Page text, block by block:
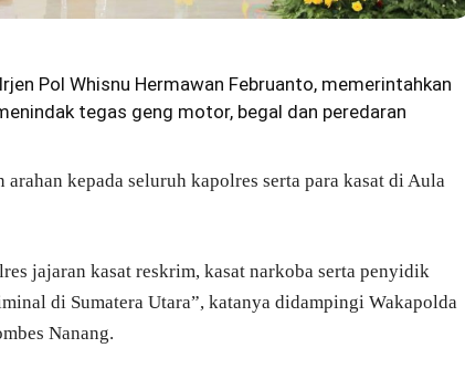
Pol Whisnu Hermawan Februanto, memerintahkan
tegas geng motor, begal dan peredaran
kepada seluruh kapolres serta para kasat di Aula
jajaran kasat reskrim, kasat narkoba serta penyidik
di Sumatera Utara”, katanya didampingi Wakapolda
Nanang.